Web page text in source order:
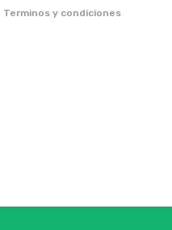
Terminos y condiciones